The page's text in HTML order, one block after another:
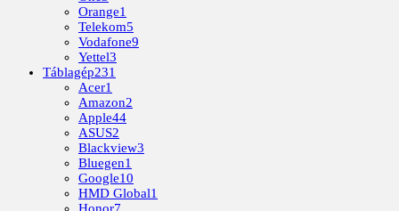
Orange1
Telekom5
Vodafone9
Yettel3
Táblagép231
Acer1
Amazon2
Apple44
ASUS2
Blackview3
Bluegen1
Google10
HMD Global1
Honor7